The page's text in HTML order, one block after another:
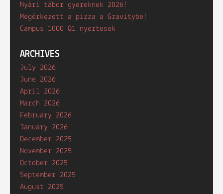
Nyári tábor gyereknek 2026!
Megérkezett a pizza a Gravitybe!
Campus 1000 Q1 nyertesek
ARCHIVES
July 2026
June 2026
April 2026
March 2026
February 2026
January 2026
December 2025
November 2025
October 2025
September 2025
August 2025